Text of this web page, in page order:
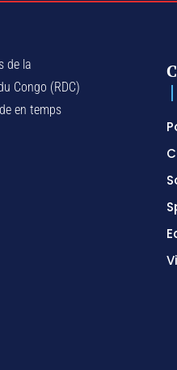
de la
Congo (RDC)
en temps